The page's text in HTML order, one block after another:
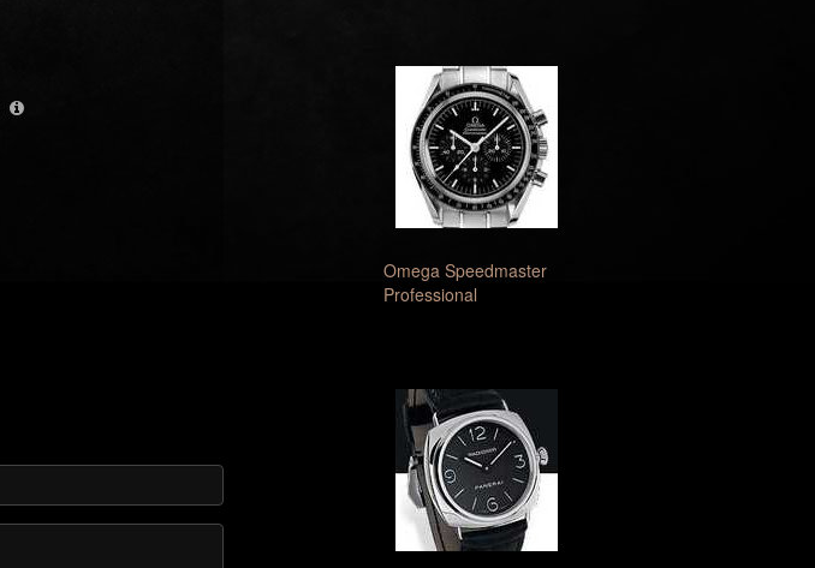
Omega Speedmaster
Professional